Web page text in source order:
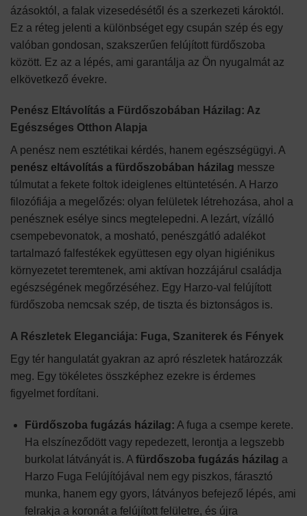
ázásoktól, a falak vizesedésétől és a szerkezeti károktól.
Ez a réteg jelenti a különbséget egy csupán szép és egy
valóban gondosan, szakszerűen felújított fürdőszoba
között. Ez az a lépés, ami garantálja az Ön nyugalmát az
elkövetkező évekre.
Penész Eltávolítás a Fürdőszobában Házilag: Az
Egészséges Otthon Alapja
A penész nem esztétikai kérdés, hanem egészségügyi. A
penész eltávolítás a fürdőszobában házilag messze
túlmutat a fekete foltok ideiglenes eltüntetésén. A Harzo
filozófiája a megelőzés: olyan felületek létrehozása, ahol a
penésznek esélye sincs megtelepedni. A lezárt, vízálló
csempebevonatok, a mosható, penészgátló adalékot
tartalmazó falfestékek együttesen egy olyan higiénikus
környezetet teremtenek, ami aktívan hozzájárul családja
egészségének megőrzéséhez. Egy Harzo-val felújított
fürdőszoba nemcsak szép, de tiszta és biztonságos is.
A Részletek Eleganciája: Fuga, Szaniterek és Fények
Egy tér hangulatát gyakran az apró részletek határozzák
meg. Egy tökéletes összképhez ezekre is érdemes
figyelmet fordítani.
Fürdőszoba fugázás házilag: A fuga a csempe kerete.
Ha elszíneződött vagy repedezett, lerontja a legszebb
burkolat látványát is. A fürdőszoba fugázás házilag a
Harzo Fuga Felújítójával nem egy piszkos, fárasztó
munka, hanem egy gyors, látványos befejező lépés, ami
felrakja a koronát a felújított felületre, és újra